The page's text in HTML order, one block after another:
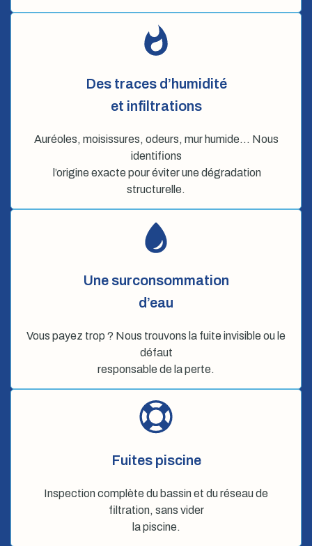
Des traces d’humidité
et infiltrations
Auréoles, moisissures, odeurs, mur humide… Nous
identifions
l’origine exacte pour éviter une dégradation
structurelle.
Une surconsommation
d’eau
Vous payez trop ? Nous trouvons la fuite invisible ou le
défaut
responsable de la perte.
Fuites piscine
Inspection complète du bassin et du réseau de
filtration, sans vider
la piscine.